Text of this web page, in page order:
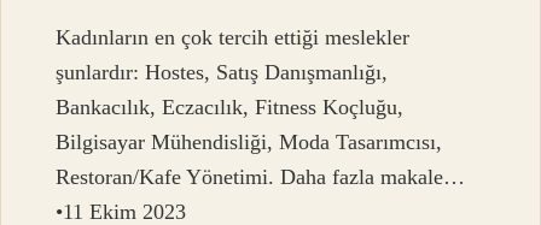
Kadınların en çok tercih ettiği meslekler
şunlardır: Hostes, Satış Danışmanlığı,
Bankacılık, Eczacılık, Fitness Koçluğu,
Bilgisayar Mühendisliği, Moda Tasarımcısı,
Restoran/Kafe Yönetimi. Daha fazla makale…
•11 Ekim 2023